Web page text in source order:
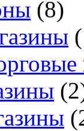
(8)